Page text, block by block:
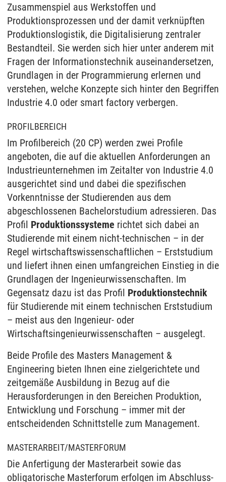
Zusammenspiel aus Werkstoffen und
Produktionsprozessen und der damit verknüpften
Produktionslogistik, die Digitalisierung zentraler
Bestandteil. Sie werden sich hier unter anderem mit
Fragen der Informationstechnik auseinandersetzen,
Grundlagen in der Programmierung erlernen und
verstehen, welche Konzepte sich hinter den Begriffen
Industrie 4.0 oder smart factory verbergen.
PROFILBEREICH
Im Profilbereich (20 CP) werden zwei Profile
angeboten, die auf die aktuellen Anforderungen an
Industrieunternehmen im Zeitalter von Industrie 4.0
ausgerichtet sind und dabei die spezifischen
Vorkenntnisse der Studierenden aus dem
abgeschlossenen Bachelorstudium adressieren. Das
Profil Produktionssysteme richtet sich dabei an
Studierende mit einem nicht-technischen – in der
Regel wirtschaftswissenschaftlichen – Erststudium
und liefert ihnen einen umfangreichen Einstieg in die
Grundlagen der Ingenieurwissenschaften. Im
Gegensatz dazu ist das Profil Produktionstechnik
für Studierende mit einem technischen Erststudium
– meist aus den Ingenieur- oder
Wirtschaftsingenieurwissenschaften – ausgelegt.
Beide Profile des Masters Management &
Engineering bieten Ihnen eine zielgerichtete und
zeitgemäße Ausbildung in Bezug auf die
Herausforderungen in den Bereichen Produktion,
Entwicklung und Forschung – immer mit der
entscheidenden Schnittstelle zum Management.
MASTERARBEIT/MASTERFORUM
Die Anfertigung der Masterarbeit sowie das
obligatorische Masterforum erfolgen im Abschluss­